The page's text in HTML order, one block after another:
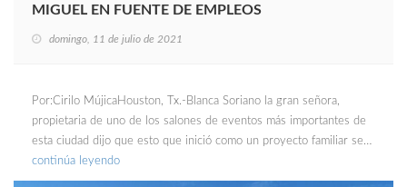
MIGUEL EN FUENTE DE EMPLEOS
domingo, 11 de julio de 2021
Por:Cirilo MújicaHouston, Tx.-Blanca Soriano la gran señora,
propietaria de uno de los salones de eventos más importantes de
esta ciudad dijo que esto que inició como un proyecto familiar se…
continúa leyendo